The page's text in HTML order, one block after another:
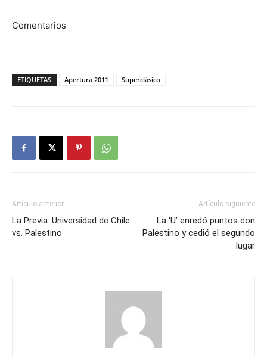
Comentarios
ETIQUETAS Apertura 2011 Superclásico
Artículo anterior
La Previa: Universidad de Chile
vs. Palestino
Artículo siguiente
La ‘U’ enredó puntos con
Palestino y cedió el segundo
lugar